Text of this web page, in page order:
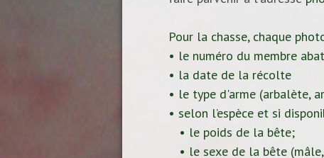
Pour la chasse, chaque
• le numéro du membre
• la date de la récolte
• le type d'arme (arbalète,
• selon l’espèce et si
• le poids de la bête;
• le sexe de la bête